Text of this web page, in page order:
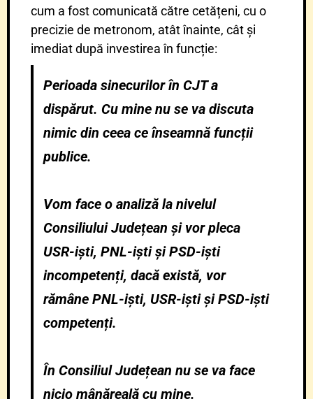
cum a fost comunicată către cetățeni, cu o
precizie de metronom, atât înainte, cât și
imediat după investirea în funcție:
Perioada sinecurilor în CJT a
dispărut. Cu mine nu se va discuta
nimic din ceea ce înseamnă funcții
publice.
Vom face o analiză la nivelul
Consiliului Județean și vor pleca
USR-iști, PNL-iști și PSD-iști
incompetenți, dacă există, vor
rămâne PNL-iști, USR-iști și PSD-iști
competenți.
În Consiliul Județean nu se va face
nicio mânăreală cu mine.